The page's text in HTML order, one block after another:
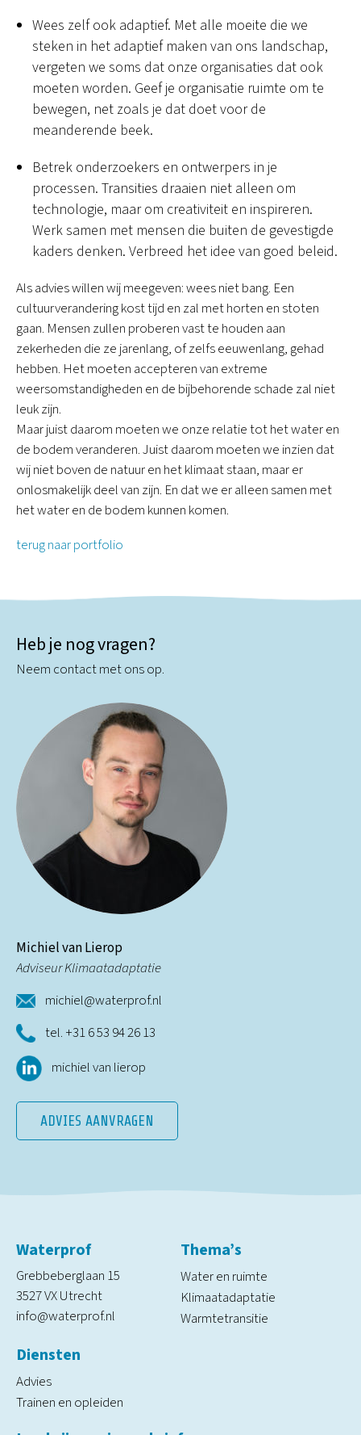
Wees zelf ook adaptief. Met alle moeite die we
steken in het adaptief maken van ons landschap,
vergeten we soms dat onze organisaties dat ook
moeten worden. Geef je organisatie ruimte om te
bewegen, net zoals je dat doet voor de
meanderende beek.
Betrek onderzoekers en ontwerpers in je
processen. Transities draaien niet alleen om
technologie, maar om creativiteit en inspireren.
Werk samen met mensen die buiten de gevestigde
kaders denken. Verbreed het idee van goed beleid.
Als advies willen wij meegeven: wees niet bang. Een
cultuurverandering kost tijd en zal met horten en stoten
gaan. Mensen zullen proberen vast te houden aan
zekerheden die ze jarenlang, of zelfs eeuwenlang, gehad
hebben. Het moeten accepteren van extreme
weersomstandigheden en de bijbehorende schade zal niet
leuk zijn.
Maar juist daarom moeten we onze relatie tot het water en
de bodem veranderen. Juist daarom moeten we inzien dat
wij niet boven de natuur en het klimaat staan, maar er
onlosmakelijk deel van zijn. En dat we er alleen samen met
het water en de bodem kunnen komen.
terug naar portfolio
Heb je nog vragen?
Neem contact met ons op.
Michiel van Lierop
Adviseur Klimaatadaptatie
michiel@waterprof.nl
tel. +31 6 53 94 26 13
michiel van lierop
ADVIES AANVRAGEN
Waterprof
Grebbeberglaan 15
3527 VX Utrecht
info@waterprof.nl
Thema’s
Water en ruimte
Klimaatadaptatie
Warmtetransitie
Diensten
Advies
Trainen en opleiden